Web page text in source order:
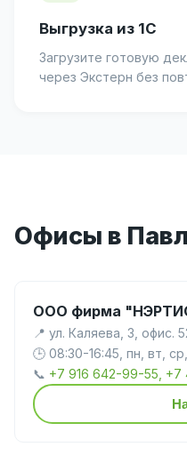
Выгрузка из 1С
Загрузите готовую
через Экстерн без
Офисы в
ООО фирма
📍 ул. Каляева, 3, офис.
🕒 08:30-16:45, пн, вт,
📞 +7 916 642-99-55, +7